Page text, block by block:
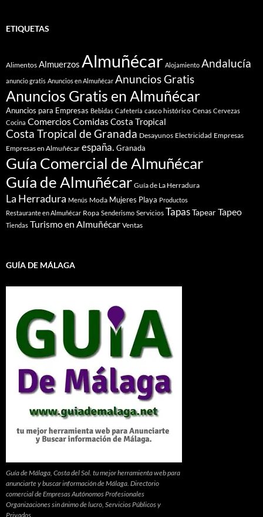
ETIQUETAS
Alimentos Almuerzos Almuñécar Alojamiento Andalucía
anuncio gratis Anuncios en Almuñécar Anuncios Gratis
Anuncios Gratis en Almuñécar
Anuncios para Empresas Bebidas Cafetería casco histórico Cenas Cervezas
Cocina ComerciosComidasCosta Tropical
Costa Tropical de Granada Desayunos Electricidad Empresas
Empresas en Almuñécar españa. Granada
Guía Comercial de Almuñécar
Guía de Almuñécar Guía de La Herradura
La Herradura Menús Moda Mujeres Playa Productos
Restaurante en Almuñécar Ropa Senderismo Servicios TapasTapearTapeo
Tiendas Turismo en Almuñécar Ventas
GUÍA DE MÁLAGA
Guía de Málaga, Costa del Sol. tu mejor herramienta web para
anunciarte y buscar información de Málaga. Directorio
comercial de Empresas Autónomos Profesionales
Organizaciones sin ánimo de lucro, Servicios Públicos y
Privados.